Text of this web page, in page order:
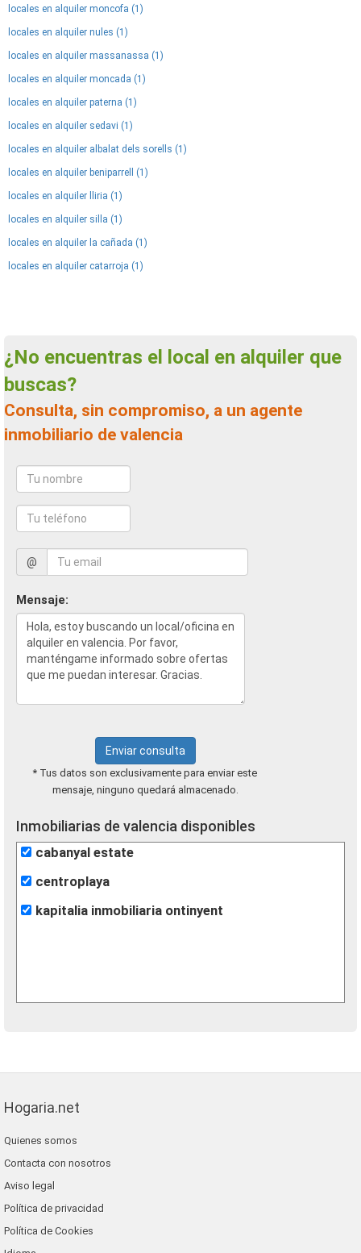
locales en alquiler moncofa (1)
locales en alquiler nules (1)
locales en alquiler massanassa (1)
locales en alquiler moncada (1)
locales en alquiler paterna (1)
locales en alquiler sedavi (1)
locales en alquiler albalat dels sorells (1)
locales en alquiler beniparrell (1)
locales en alquiler lliria (1)
locales en alquiler silla (1)
locales en alquiler la cañada (1)
locales en alquiler catarroja (1)
¿No encuentras el local en alquiler que
buscas?
Consulta, sin compromiso, a un agente
inmobiliario de valencia
@
Mensaje:
Enviar consulta
* Tus datos son exclusivamente para enviar este
mensaje, ninguno quedará almacenado.
Inmobiliarias de valencia disponibles
cabanyal estate
centroplaya
kapitalia inmobiliaria ontinyent
Hogaria.net
Quienes somos
Contacta con nosotros
Aviso legal
Política de privacidad
Política de Cookies